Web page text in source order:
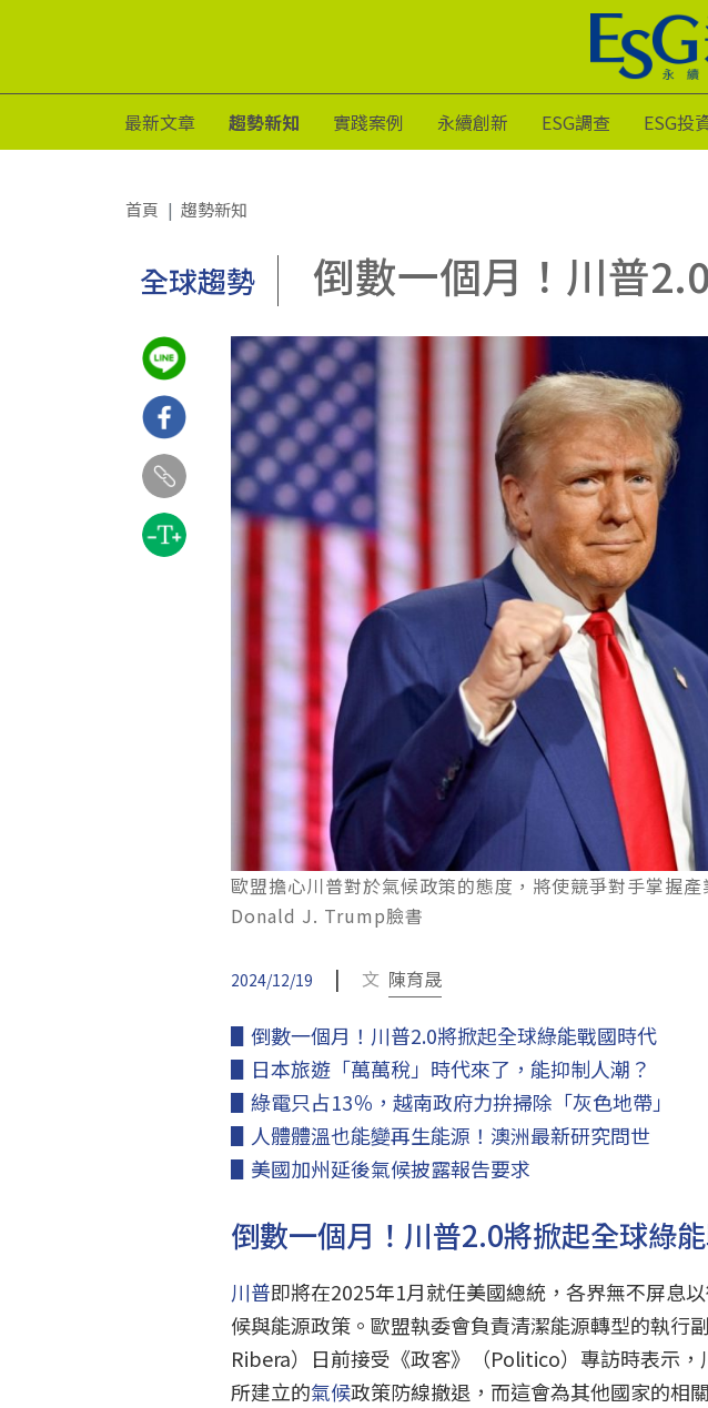
最新文章 趨勢新知 實踐案例 永續創新 ESG調查 ESG投
首頁 趨勢新知
全球趨勢 倒數一個月！川普
歐盟擔心川普對於氣候政策的態度，將使競爭對手掌握
Donald J. Trump臉書
2024/12/19 | 文 陳育晟
▋倒數一個月！川普2.0將掀起全球綠能戰國時代
▋日本旅遊「萬萬稅」時代來了，能抑制人潮？
▋綠電只占13％，越南政府力拚掃除「灰色地帶」
▋人體體溫也能變再生能源！澳洲最新研究問世
▋美國加州延後氣候披露報告要求
倒數一個月！川普2.0將掀起全球綠
川普即將在2025年1月就任美國總統，各界無不屏息
候與能源政策。歐盟執委會負責清潔能源轉型的執行
Ribera）日前接受《政客》（Politico）專訪時表示
所建立的氣候政策防線撤退，而這會為其他國家的相